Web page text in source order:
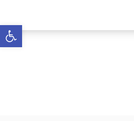
בתל אביב
פתח